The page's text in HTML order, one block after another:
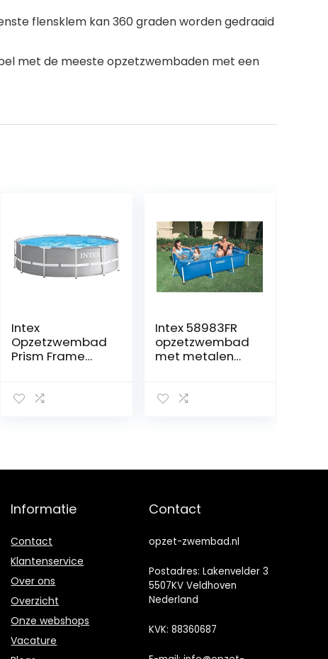
flensklem kan 360 graden worden gedraaid
met de meeste opzetzwembaden met een
Intex
Opzetzwembad
Prism Frame
Intex 58983FR
opzetzwembad
met metalen
Informatie
Contact
Klantenservice
Over ons
Overzicht
Onze webshops
Vacature
Contact
opzet-zwembad.nl
Postadres: Lakenvelder 3
5507KV Veldhoven
Nederland
KVK: 88360687